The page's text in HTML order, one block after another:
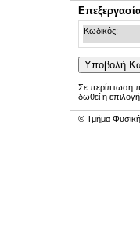
Κωδικός:
Σε περίπτωση
δωθεί η
© Τμήμα